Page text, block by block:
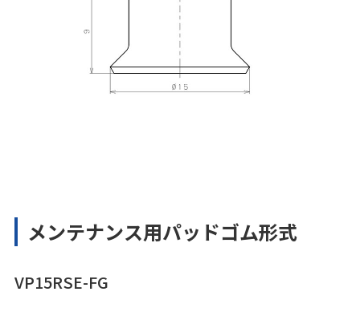
メンテナンス用パッドゴム形式
VP15RSE-FG